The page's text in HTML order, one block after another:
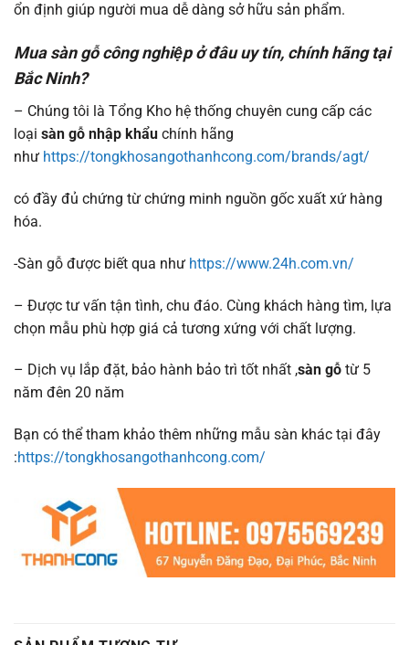
ổn định giúp người mua dễ dàng sở hữu sản phẩm.
Mua sàn gỗ công nghiệp ở đâu uy tín, chính hãng tại
Bắc Ninh?
– Chúng tôi là Tổng Kho hệ thống chuyên cung cấp các
loại sàn gỗ nhập khẩu chính hãng
như https://tongkhosangothanhcong.com/brands/agt/
có đầy đủ chứng từ chứng minh nguồn gốc xuất xứ hàng
hóa.
-Sàn gỗ được biết qua như https://www.24h.com.vn/
– Được tư vấn tận tình, chu đáo. Cùng khách hàng tìm, lựa
chọn mẫu phù hợp giá cả tương xứng với chất lượng.
– Dịch vụ lắp đặt, bảo hành bảo trì tốt nhất ,sàn gỗ từ 5
năm đên 20 năm
Bạn có thể tham khảo thêm những mẫu sàn khác tại đây
:https://tongkhosangothanhcong.com/